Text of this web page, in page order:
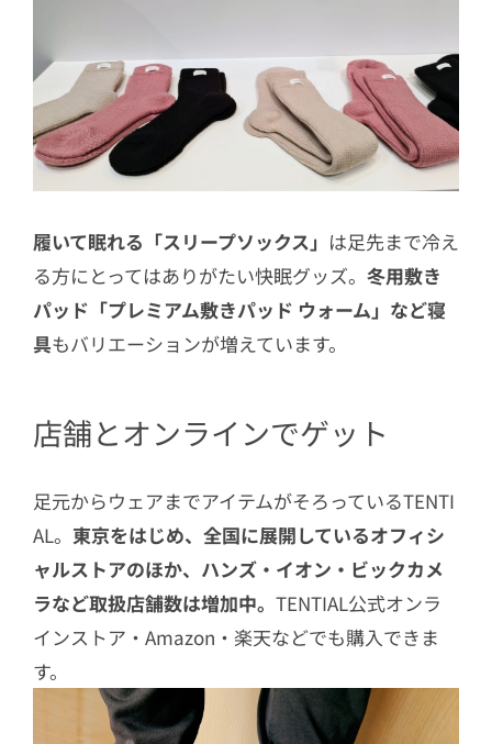
履いて眠れる「スリープソックス」 は足先まで冷え
る方にとってはありがたい快眠グッズ。 冬用敷き
パッド「プレミアム敷きパッド ウォーム」など寝
具もバリエーションが増えています。
店舗とオンラインでゲット
足元からウェアまでアイテムがそろっているTENTI
AL。 東京をはじめ、全国に展開しているオフィシ
ャルストアのほか、ハンズ・イオン・ビックカメ
ラなど取扱店舗数は増加中。 TENTIAL公式オンラ
インストア・Amazon・楽天などでも購入できま
す。